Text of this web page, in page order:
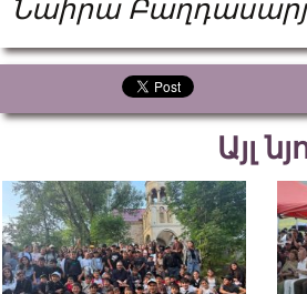
Նաիրա
Այլ